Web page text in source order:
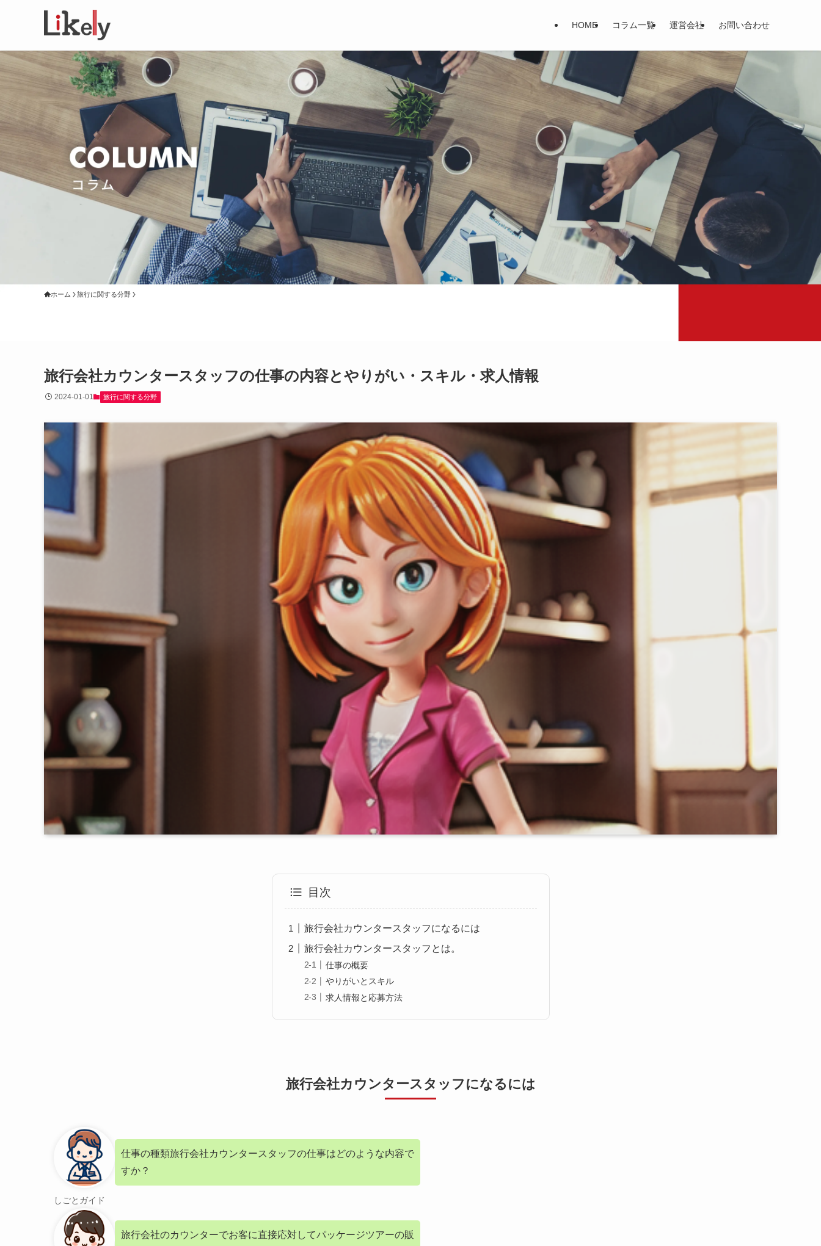
HOME コラム一覧 運営会社 お問い合わせ
ホーム 旅行に関する分野
旅行会社カウンタースタッフの仕事の内容とやりがい・スキル・求人情報
2024-01-01 旅行に関する分野
目次
旅行会社カウンタースタッフになるには
旅行会社カウンタースタッフとは。
仕事の概要
やりがいとスキル
求人情報と応募方法
旅行会社カウンタースタッフになるには
しごとガイド
仕事の種類旅行会社カウンタースタッフの仕事はどのような内容で
すか？
旅行会社のカウンターでお客に直接応対してパッケージツアーの販